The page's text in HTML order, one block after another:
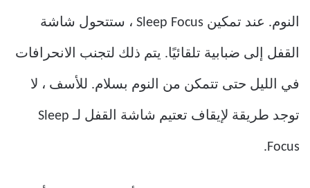
النوم. عند تمكين Sleep Focus ، ستتحول شاشة
القفل إلى ضبابية تلقائيًا. يتم ذلك لتجنب الانحرافات
في الليل حتى تتمكن من النوم بسلام. للأسف ، لا
توجد طريقة لإيقاف تعتيم شاشة القفل لـ Sleep
Focus.